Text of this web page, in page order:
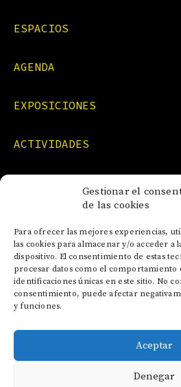
Gestionar el
de las cookies
Para ofrecer las mejores experiencias,
las cookies para almacenar y/o acceder
dispositivo. El consentimiento de estas
procesar datos como el comportamiento
identificaciones únicas en este sitio. No
consentimiento, puede afectar
y funciones.
Aceptar
Denegar
ESPACIOS
AGENDA
EXPOSICIONES
ACTIVIDADES
CONTACTO
POLÍTICA DE COOKIES